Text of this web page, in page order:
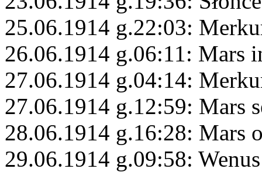
25.06.1914 g.22:03:
26.06.1914 g.06:11: Mars
27.06.1914 g.04:14:
27.06.1914 g.12:59: Mars
28.06.1914 g.16:28: Mars
29.06.1914 g.09:58: